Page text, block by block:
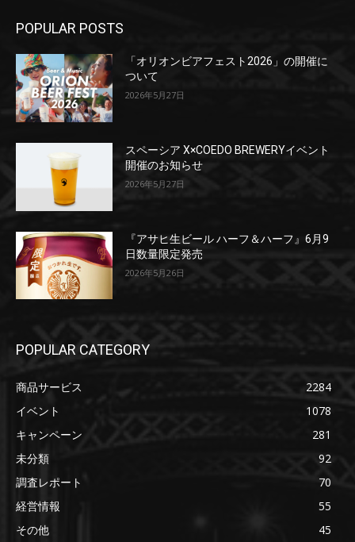
POPULAR POSTS
「オリオンビアフェスト2026」の開催に
ついて
2026年5月27日
スペーシア X×COEDO BREWERYイベント
開催のお知らせ
2026年5月27日
『アサヒ生ビール ハーフ＆ハーフ』6月9
日数量限定発売
2026年5月26日
POPULAR CATEGORY
商品サービス
2284
イベント
1078
キャンペーン
281
未分類
92
調査レポート
70
経営情報
55
その他
45